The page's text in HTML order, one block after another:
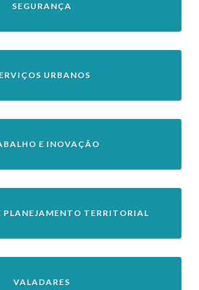
SEGURANÇA
URBANOS
E INOVAÇÃO
PLANEJAMENTO TERRITORIAL
VALADARES